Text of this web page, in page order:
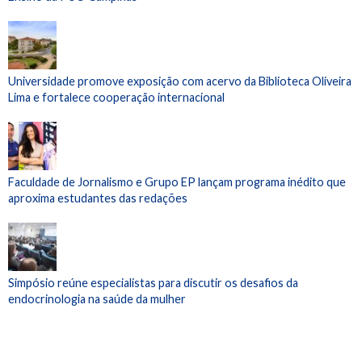
Universidade promove exposição com acervo da Biblioteca Oliveira
Lima e fortalece cooperação internacional
Faculdade de Jornalismo e Grupo EP lançam programa inédito que
aproxima estudantes das redações
Simpósio reúne especialistas para discutir os desafios da
endocrinologia na saúde da mulher